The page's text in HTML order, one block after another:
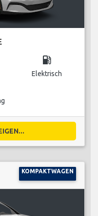
local_gas_station
Elektrisch
KOMPAKTWAGEN